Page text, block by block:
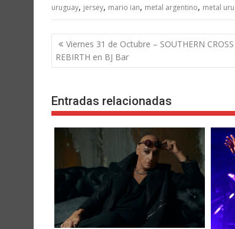
uruguay, jersey, mario ian, metal argentino, metal
Navegación
de
entradas
Viernes 31 de Octubre – SOUTHERN
REBIRTH en BJ Bar
Entradas relacionadas